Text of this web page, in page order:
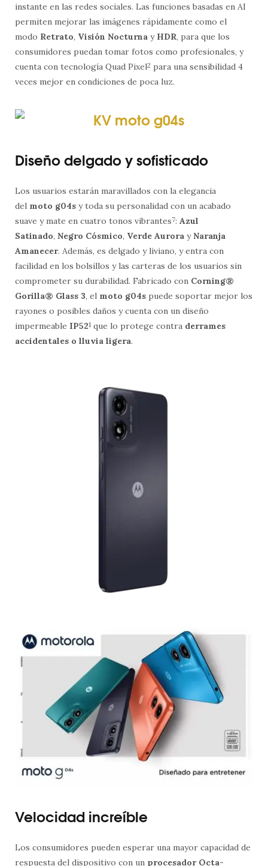
instante en las redes sociales. Las funciones basadas en AI
permiten mejorar las imágenes rápidamente como el
modo Retrato, Visión Nocturna y HDR, para que los
consumidores puedan tomar fotos como profesionales, y
cuenta con tecnología Quad Pixel2 para una sensibilidad 4
veces mejor en condiciones de poca luz.
Diseño delgado y sofisticado
Los usuarios estarán maravillados con la elegancia
del moto g04s y toda su personalidad con un acabado
suave y mate en cuatro tonos vibrantes7: Azul
Satinado, Negro Cósmico, Verde Aurora yNaranja
Amanecer. Además, es delgado y liviano, y entra con
facilidad en los bolsillos y las carteras de los usuarios sin
comprometer su durabilidad. Fabricado con Corning®
Gorilla® Glass 3, el moto g04s puede soportar mejor los
rayones o posibles daños y cuenta con un diseño
impermeable IP521 que lo protege contra derrames
accidentales o lluvia ligera.
Velocidad increíble
Los consumidores pueden esperar una mayor capacidad de
respuesta del dispositivo con un procesador Octa-